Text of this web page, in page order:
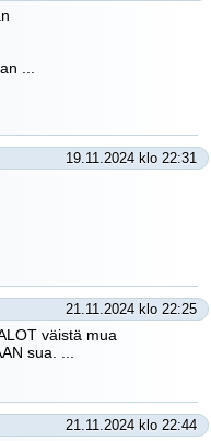
...
19.11.2024 klo 22:31
21.11.2024 klo 22:25
väistä mua
sua. ...
21.11.2024 klo 22:44